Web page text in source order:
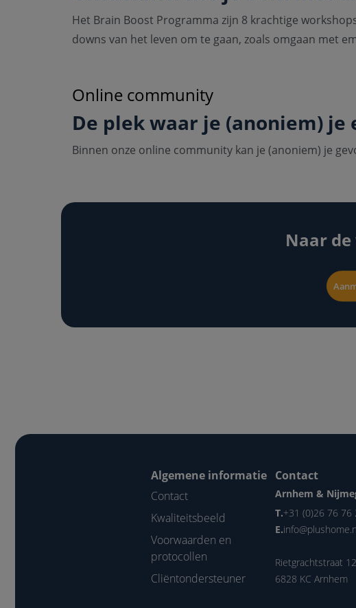
Het Brain Boost Programma zijn 8 krachtige
downs van het leven om te gaan, zoals omgaan met
Online community
De plek waar je (anoniem)
Binnen onze online community kan je (anoniem) je
Naar
Algemene informatie
Contact
Kwaliteitsbeeld
Voorwaarden en
protocollen
Cliëntondersteuner
Contact
Arnhem &
T.+31 (0)26 76 76
E.
Rietgrachtstraat
6828 KC Arnhem